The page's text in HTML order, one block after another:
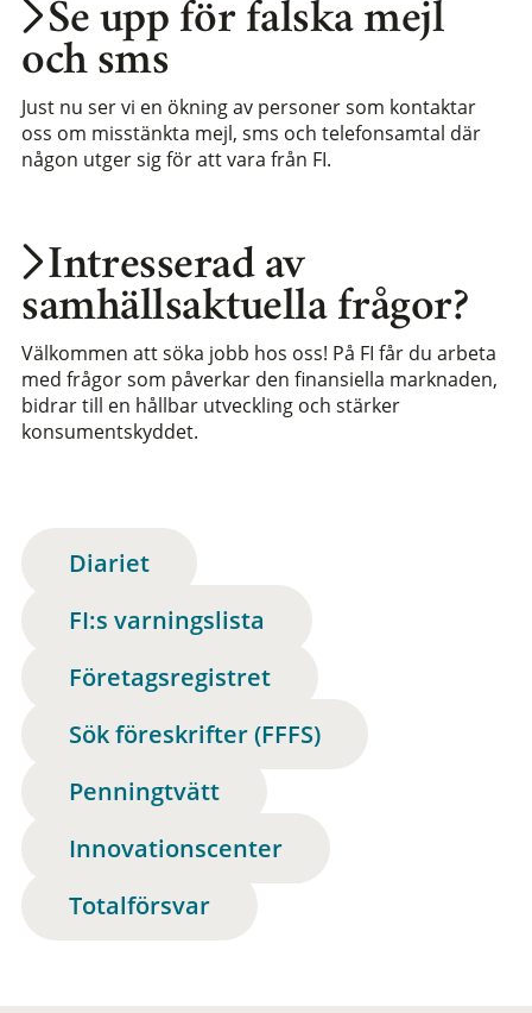
Intresserad av
samhällsaktuella frågor?
Välkommen att söka jobb hos oss! På FI får du arbeta
med frågor som påverkar den finansiella marknaden,
bidrar till en hållbar utveckling och stärker
konsumentskyddet.
Se upp för falska mejl
och sms
Just nu ser vi en ökning av personer som kontaktar
oss om misstänkta mejl, sms och telefonsamtal där
någon utger sig för att vara från FI.
Diariet
FI:s varningslista
Företagsregistret
Sök föreskrifter (FFFS)
Penningtvätt
Innovationscenter
Totalförsvar